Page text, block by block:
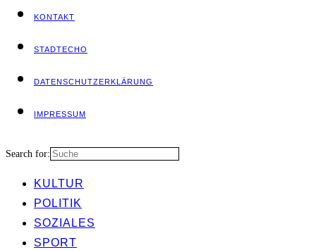
KON­TAKT
STADT­ECHO
DATEN­SCHUTZ­ER­KLÄ­RUNG
IMPRES­SUM
Search for:
KUL­TUR
POLI­TIK
SOZIA­LES
SPORT